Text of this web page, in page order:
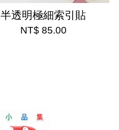
半透明極細索引貼
NT$ 85.00